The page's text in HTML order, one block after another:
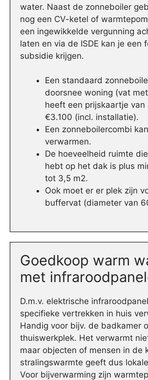
water. Naast de zonneboiler
nog een CV-ketel of
een ingewikkelde vergunning
laten en via de ISDE kan je een
subsidie krijgen.
Een standaard
doorsnee woning (vat
heeft een prijskaartje van
€3.100 (incl. installatie).
Een zonneboilercombi
verwarmen.
De hoeveelheid ruimte
hebt op het dak is plus
tot 3,5 m2.
Ook moet er er plek zijn
buffervat (diameter van
Goedkoop warm
met
D.m.v. elektrische
specifieke vertrekken in huis
Handig voor bijv. de badkamer
thuiswerkplek. Het verwarmt
maar objecten of mensen in de
stralingswarmte geeft dus
Voor bijverwarming zijn